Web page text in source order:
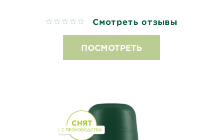
No reviews Смотреть отзывы
ПОСМОТРЕТЬ